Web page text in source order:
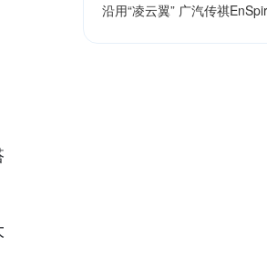
北美车展
沿用“凌云翼” 广汽传祺